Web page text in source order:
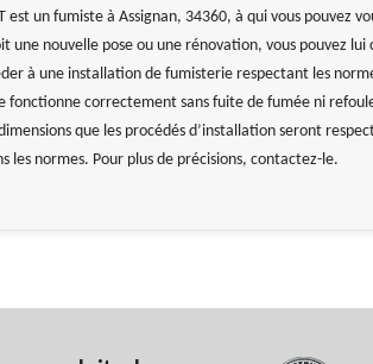
est un fumiste à Assignan, 34360, à qui vous pouvez
une nouvelle pose ou une rénovation, vous pouvez lui
à une installation de fumisterie respectant les
fonctionne correctement sans fuite de fumée ni
que les procédés d’installation seront
les normes. Pour plus de précisions, contactez-le.